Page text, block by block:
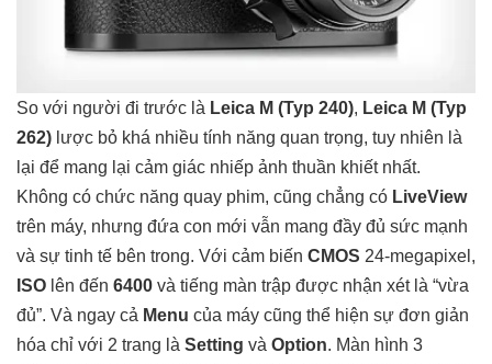
So với người đi trước là Leica M (Typ 240), Leica M (Typ
262) lược bỏ khá nhiều tính năng quan trọng, tuy nhiên là
lại để mang lại cảm giác nhiếp ảnh thuần khiết nhất.
Không có chức năng quay phim, cũng chẳng có LiveView
trên máy, nhưng đứa con mới vẫn mang đầy đủ sức mạnh
và sự tinh tế bên trong. Với cảm biến CMOS 24-megapixel,
ISO lên đến 6400 và tiếng màn trập được nhận xét là “vừa
đủ”. Và ngay cả Menu của máy cũng thể hiện sự đơn giản
hóa chỉ với 2 trang là Setting và Option. Màn hình 3